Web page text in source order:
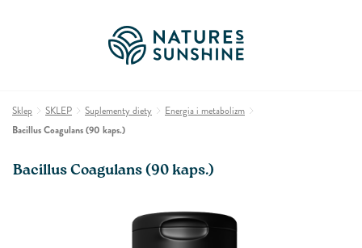
Sklep SKLEP Suplementy diety
Energia i metabolizm
Bacillus Coagulans (90 kaps.)
Bacillus Coagulans (90 kaps.)